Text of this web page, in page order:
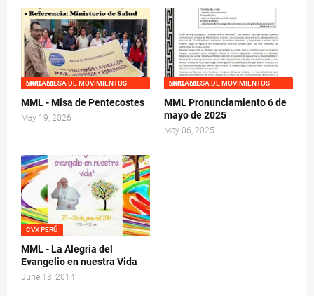
MML - MESA DE MOVIMIENTOS LAICALES
MML - Misa de Pentecostes
May 19, 2026
MML - MESA DE MOVIMIENTOS LAICALES
MML Pronunciamiento 6 de
mayo de 2025
May 06, 2025
CVX PERÚ
MML - La Alegria del
Evangelio en nuestra Vida
June 13, 2014